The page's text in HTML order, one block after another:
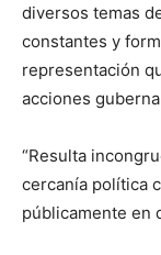
diversos temas
constantes y
representación
acciones
“Resulta
cercanía política
públicamente en